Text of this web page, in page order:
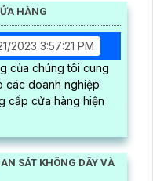
HÀNG
2023 3:57:21 PM
của chúng tôi cung
các doanh nghiệp
cấp cửa hàng hiện
SÁT KHÔNG DÂY VÀ